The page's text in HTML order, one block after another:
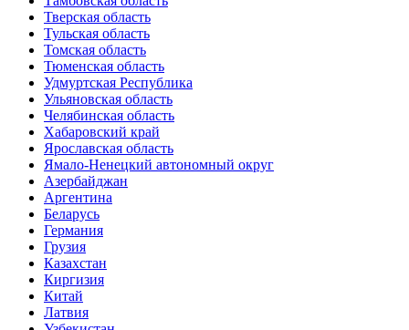
Тверская область
Тульская область
Томская область
Тюменская область
Удмуртская Республика
Ульяновская область
Челябинская область
Хабаровский край
Ярославская область
Ямало-Ненецкий автономный округ
Азербайджан
Аргентина
Беларусь
Германия
Грузия
Казахстан
Киргизия
Китай
Латвия